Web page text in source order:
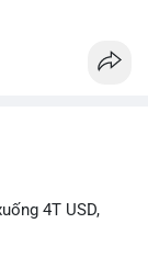
4T USD,